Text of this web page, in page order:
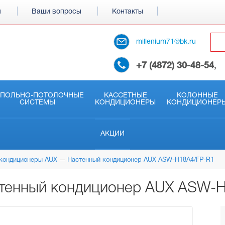
Ваши вопросы Контакты
millenium71@bk.ru
+7 (4872) 30-48-54,
ПОТОЛОЧНЫЕ
СИСТЕМЫ
КАССЕТНЫЕ
КОНДИЦИОНЕРЫ
КОЛОННЫЕ
АКЦИИ
AUX Настенный кондиционер AUX ASW-H18A4/FP-R1
кондиционер AUX ASW-